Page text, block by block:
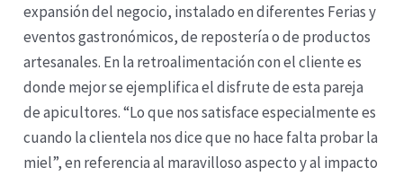
expansión del negocio, instalado en diferentes Ferias y
eventos gastronómicos, de repostería o de productos
artesanales. En la retroalimentación con el cliente es
donde mejor se ejemplifica el disfrute de esta pareja
de apicultores. “Lo que nos satisface especialmente es
cuando la clientela nos dice que no hace falta probar la
miel”, en referencia al maravilloso aspecto y al impacto